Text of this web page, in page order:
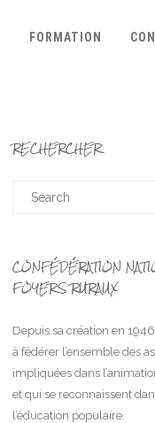
FORMATION
RECHERCHER
CONFÉDÉRATION
FOYERS RURAUX
Depuis sa création en
à fédérer l’ensemble des
impliquées dans
et qui se reconnaissent
l’éducation populaire.